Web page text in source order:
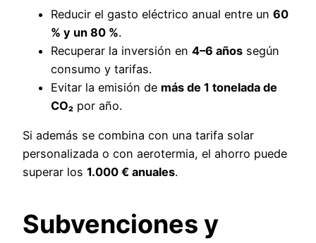
Reducir el gasto eléctrico anual entre un 60
% y un 80 %.
Recuperar la inversión en 4–6 años según
consumo y tarifas.
Evitar la emisión de más de 1 tonelada de
CO₂ por año.
Si además se combina con una tarifa solar
personalizada o con aerotermia, el ahorro puede
superar los 1.000 € anuales.
Subvenciones y